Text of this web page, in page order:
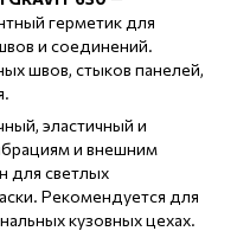
герметик для
и соединений.
швов, стыков панелей,
эластичный и
и внешним
для светлых
Рекомендуется для
кузовных цехах.